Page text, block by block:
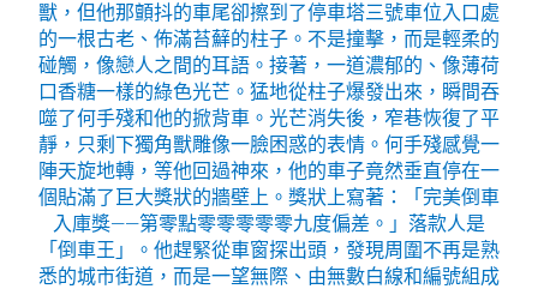
獸，但他那顫抖的車尾卻擦到了停車塔三號車位入口處
的一根古老、佈滿苔蘚的柱子。不是撞擊，而是輕柔的
碰觸，像戀人之間的耳語。接著，一道濃郁的、像薄荷
口香糖一樣的綠色光芒。猛地從柱子爆發出來，瞬間吞
噬了何手殘和他的掀背車。光芒消失後，窄巷恢復了平
靜，只剩下獨角獸雕像一臉困惑的表情。何手殘感覺一
陣天旋地轉，等他回過神來，他的車子竟然垂直停在一
個貼滿了巨大獎狀的牆壁上。獎狀上寫著：「完美倒車
入庫獎——第零點零零零零零九度偏差。」落款人是
「倒車王」。他趕緊從車窗探出頭，發現周圍不再是熟
悉的城市街道，而是一望無際、由無數白線和編號組成